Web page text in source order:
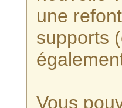
une
supports
Vous